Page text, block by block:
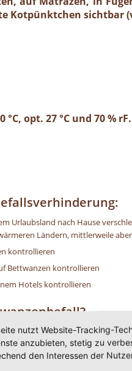
Kotpünktchen sichtbar
opt. 27 °C und 70 %
Urlaubsland nach Hause
Ländern, mittlerweile
kontrollieren
Bettwanzen kontrollieren
Hotels kontrollieren
Exkrementen
nutzt Website-Tracking-
anzubieten, stetig zu
den Interessen der